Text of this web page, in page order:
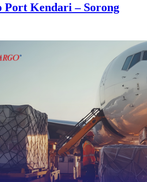
Port Kendari – Sorong